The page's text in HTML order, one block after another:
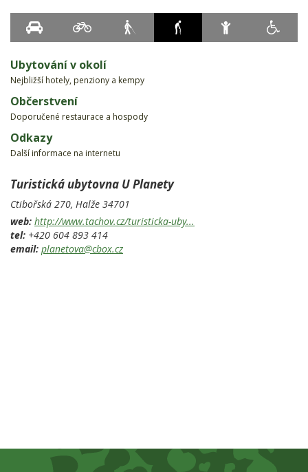
Ubytování v okolí
Nejbližší hotely, penziony a kempy
Občerstvení
Doporučené restaurace a hospody
Odkazy
Další informace na internetu
Turistická ubytovna U Planety
Ctibořská 270, Halže 34701
web: http://www.tachov.cz/turisticka-uby...
tel: +420 604 893 414
email: planetova@cbox.cz